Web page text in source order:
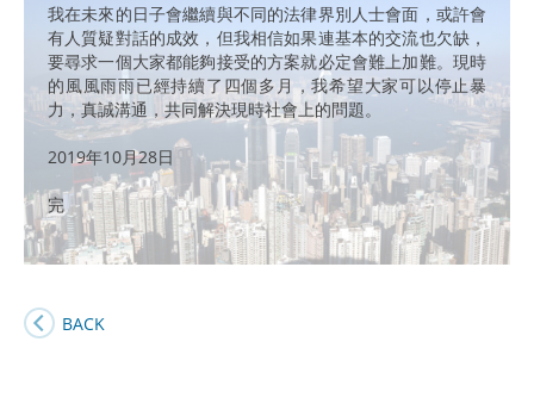
我在未來的日子會繼續與不同的法律界別人士會面，或許會
有人質疑對話的成效，但我相信如果連基本的交流也欠缺，
要尋求一個大家都能夠接受的方案就必定會難上加難。現時
的風風雨雨已經持續了四個多月，我希望大家可以停止暴
力，真誠溝通，共同解決現時社會上的問題。
2019年10月28日
完
BACK